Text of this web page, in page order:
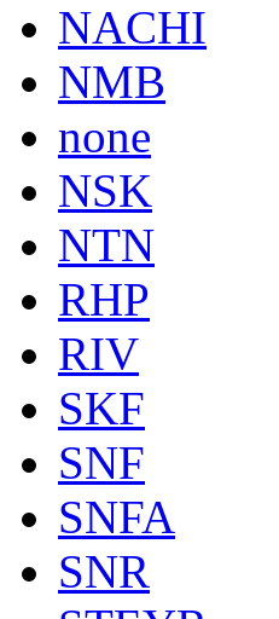
NACHI
NMB
none
NSK
NTN
RHP
RIV
SKF
SNF
SNFA
SNR